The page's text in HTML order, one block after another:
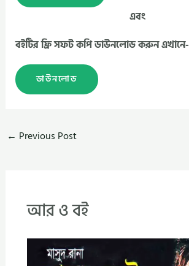
এবং
বইটির ফ্রি সফট কপি ডাউনলোড করুন এখানে-
ডাউনলোড
← Previous Post
আর ও বই